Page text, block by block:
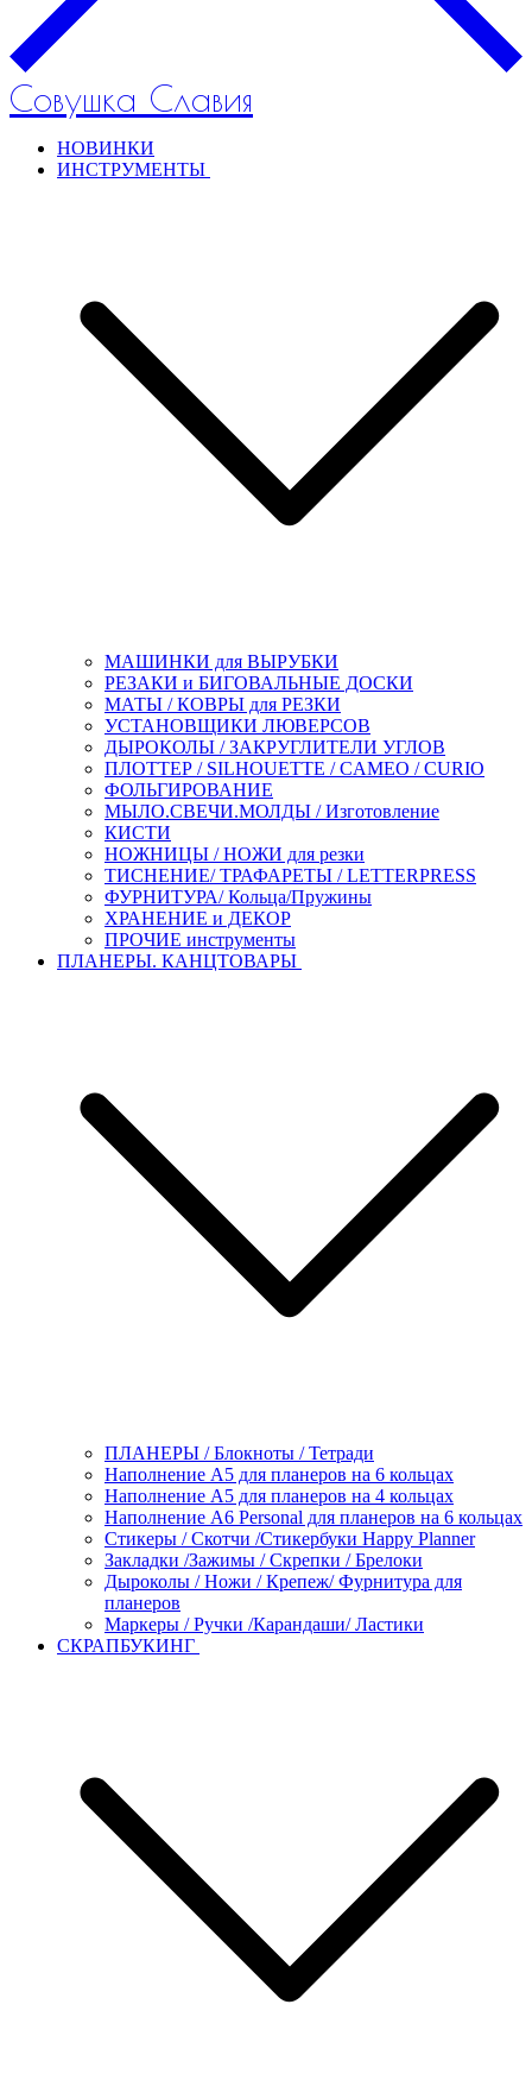
Совушка Славия
НОВИНКИ
ИНСТРУМЕНТЫ
МАШИНКИ для ВЫРУБКИ
РЕЗАКИ и БИГОВАЛЬНЫЕ ДОСКИ
МАТЫ / КОВРЫ для РЕЗКИ
УСТАНОВЩИКИ ЛЮВЕРСОВ
ДЫРОКОЛЫ / ЗАКРУГЛИТЕЛИ УГЛОВ
ПЛОТТЕР / SILHOUETTE / CAMEO / CURIO
ФОЛЬГИРОВАНИЕ
МЫЛО.СВЕЧИ.МОЛДЫ / Изготовление
КИСТИ
НОЖНИЦЫ / НОЖИ для резки
ТИСНЕНИЕ/ ТРАФАРЕТЫ / LETTERPRESS
ФУРНИТУРА/ Кольца/Пружины
ХРАНЕНИЕ и ДЕКОР
ПРОЧИЕ инструменты
ПЛАНЕРЫ. КАНЦТОВАРЫ
ПЛАНЕРЫ / Блокноты / Тетради
Наполнение А5 для планеров на 6 кольцах
Наполнение А5 для планеров на 4 кольцах
Наполнение А6 Personal для планеров на 6 кольцах
Стикеры / Скотчи /Стикербуки Happy Planner
Закладки /Зажимы / Скрепки / Брелоки
Дыроколы / Ножи / Крепеж/ Фурнитура для
планеров
Маркеры / Ручки /Карандаши/ Ластики
СКРАПБУКИНГ